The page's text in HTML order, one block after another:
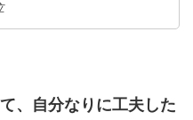
、自分なりに工夫した